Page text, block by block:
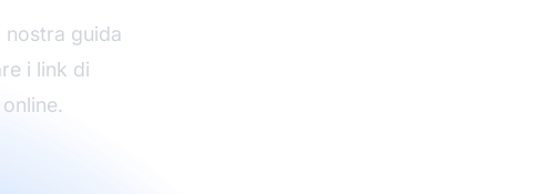
nostra guida
i link di